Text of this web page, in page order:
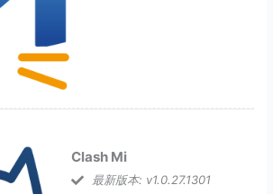
Clash Mi
最新版本: v1.0.27.1301